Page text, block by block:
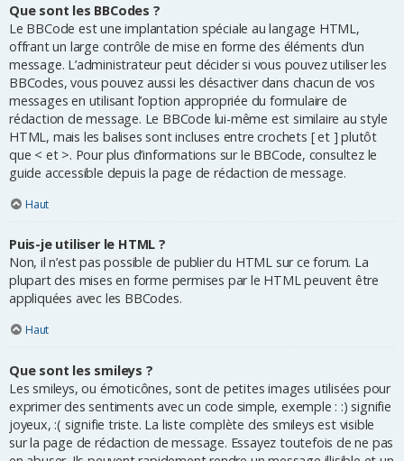
Que sont les BBCodes ?
Le BBCode est une implantation spéciale au langage HTML,
offrant un large contrôle de mise en forme des éléments d’un
message. L’administrateur peut décider si vous pouvez utiliser les
BBCodes, vous pouvez aussi les désactiver dans chacun de vos
messages en utilisant l’option appropriée du formulaire de
rédaction de message. Le BBCode lui-même est similaire au style
HTML, mais les balises sont incluses entre crochets [ et ] plutôt
que < et >. Pour plus d’informations sur le BBCode, consultez le
guide accessible depuis la page de rédaction de message.
Haut
Puis-je utiliser le HTML ?
Non, il n’est pas possible de publier du HTML sur ce forum. La
plupart des mises en forme permises par le HTML peuvent être
appliquées avec les BBCodes.
Haut
Que sont les smileys ?
Les smileys, ou émoticônes, sont de petites images utilisées pour
exprimer des sentiments avec un code simple, exemple : :) signifie
joyeux, :( signifie triste. La liste complète des smileys est visible
sur la page de rédaction de message. Essayez toutefois de ne pas